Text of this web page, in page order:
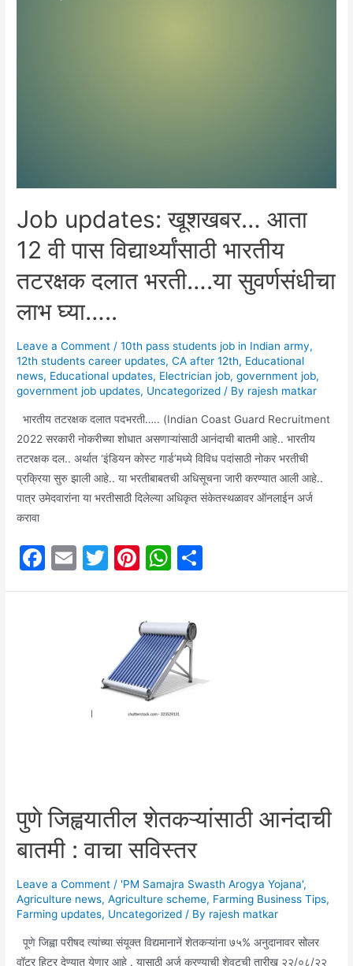
Job updates: खूशखबर… आता
12 वी पास विद्यार्थ्यांसाठी भारतीय
तटरक्षक दलात भरती….या सुवर्णसंधीचा
लाभ घ्या…..
Leave a Comment /10th pass students job in Indian army,
12th students career updates,CA after 12th, Educational
news, Educational updates, Electrician job,government job,
government job updates, Uncategorized / By rajesh matkar
भारतीय तटरक्षक दलात पदभरती….. (Indian Coast Guard Recruitment
2022 सरकारी नोकरीच्या शोधात असणाऱ्यांसाठी आनंदाची बातमी आहे.. भारतीय
तटरक्षक दल.. अर्थात ‘इंडियन कोस्ट गार्ड’मध्ये विविध पदांसाठी नोकर भरतीची
प्रक्रिया सुरु झाली आहे.. या भरतीबाबतची अधिसूचना जारी करण्यात आली आहे..
पात्र उमेदवारांना या भरतीसाठी दिलेल्या अधिकृत संकेतस्थळावर ऑनलाईन अर्ज
करावा
F
a
E
m
T
w
Pi
nt
e
st
W
h
s
A
p
p
h
पुणे जिह्वयातील शेतकऱ्यांसाठी आनंदाची
बातमी : वाचा सविस्तर
Leave a Comment / 'PM Samajra Swasth Arogya Yojana',
Agriculture news,Agriculture scheme, Farming Business Tips,
Farming updates, Uncategorized / By rajesh matkar
पूणे जिह्वा परीषद त्यांच्या संयूक्त विद्यमानानें शेतकऱ्यांना ७५% अनुदानावर सोलर
वॉटर हिटर देण्यात येणार आहे . यासाठी अर्ज करण्याची शेवटची तारीख २२/०८/२२